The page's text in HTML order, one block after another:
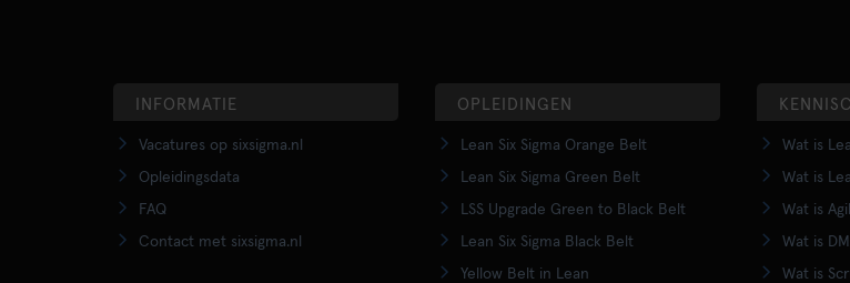
INFORMATIE
Vacatures op sixsigma.nl
Opleidingsdata
FAQ
Contact met sixsigma.nl
OPLEIDINGEN
Lean Six Sigma Orange Belt
Lean Six Sigma Green Belt
LSS Upgrade Green to Black Belt
Lean Six Sigma Black Belt
Yellow Belt in Lean
Wat is
Wat is
Wat is
Wat is
Wat is